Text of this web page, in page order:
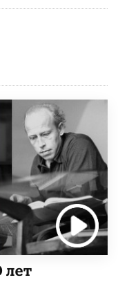
лет